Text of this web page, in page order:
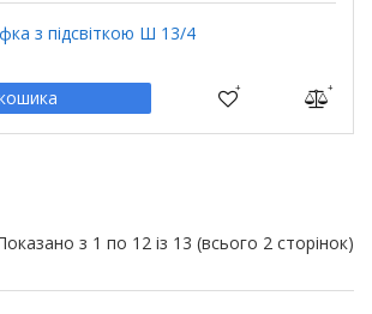
з підсвіткою Ш 13/4
з 1 по 12 із 13 (всього 2 сторінок)